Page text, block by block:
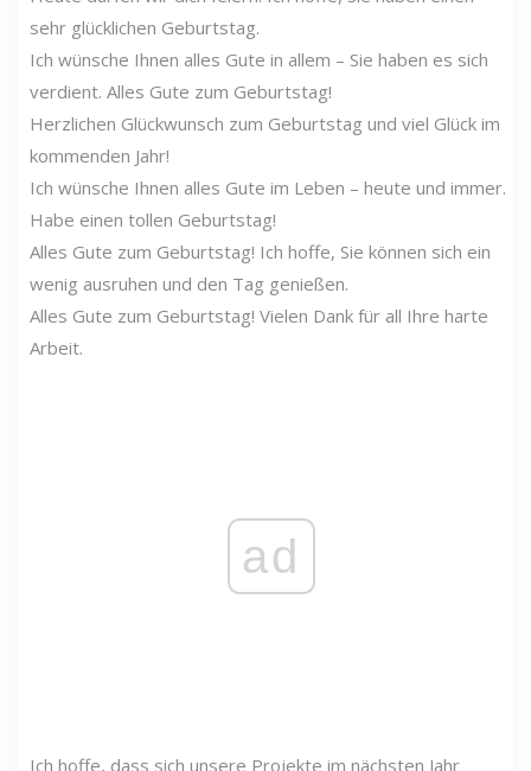
sehr glücklichen Geburtstag.
Ich wünsche Ihnen alles Gute in allem – Sie haben es sich
verdient. Alles Gute zum Geburtstag!
Herzlichen Glückwunsch zum Geburtstag und viel Glück im
kommenden Jahr!
Ich wünsche Ihnen alles Gute im Leben – heute und immer.
Habe einen tollen Geburtstag!
Alles Gute zum Geburtstag! Ich hoffe, Sie können sich ein
wenig ausruhen und den Tag genießen.
Alles Gute zum Geburtstag! Vielen Dank für all Ihre harte
Arbeit.
ad
Ich hoffe, dass sich unsere Projekte im nächsten Jahr